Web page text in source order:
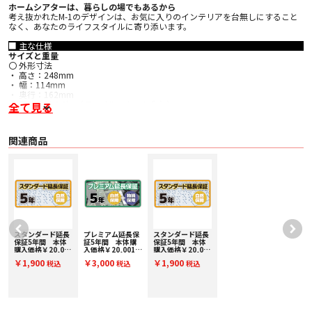
ホームシアターは、暮らしの場でもあるから
考え抜かれたM-1のデザインは、お気に入りのインテリアを台無しにすること
なく、あなたのライフスタイルに寄り添います。
■ 主な仕様
サイズと重量
〇 外形寸法
・ 高さ：248mm
・ 幅：114mm
・ 奥行：162mm
〇 正味重量 2.3kg（テーブルスタンド含む）
技術的な詳細
・ 1x ø100mm （4インチ）グラスファイバー織布コーン バス/ミッドレンジ
〇 推奨アンプ出力 8Ωでクリップしていないプログラムで20W - 100W
仕上げ
〇 キャビネット仕上げ
・ マットブラック
・ マットホワイト
〇 グリル仕上げ
・ キャビネットに合わせた多孔スチールのマットブラックまたはマットホワイ
ト
取扱説明書 ダウンロード [PDF 2.6MB]
全て見る
関連商品
スタンダード延長
保証5年間 本体
購入価格￥20,001
SE30000
￥1,900 税込
プレミアム延長保
証5年間 本体購
入価格￥20,001～
PE30000
￥3,000 税込
スタンダード延長
保証5年間 本体
購入価格￥20,001
SE30000
￥1,900 税込